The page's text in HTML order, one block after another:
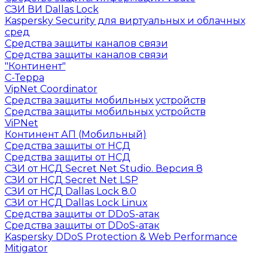
СЗИ ВИ Dallas Lock
Kaspersky Security для виртуальных и облачных
сред
Средства защиты каналов связи
Средства защиты каналов связи
"Континент"
С-Терра
VipNet Coordinator
Средства защиты мобильных устройств
Средства защиты мобильных устройств
ViPNet
Континент АП (Мобильный)
Средства защиты от НСД
Средства защиты от НСД
СЗИ от НСД Secret Net Studio. Версия 8
СЗИ от НСД Secret Net LSP
СЗИ от НСД Dallas Lock 8.0
СЗИ от НСД Dallas Lock Linux
Средства защиты от DDoS-атак
Средства защиты от DDoS-атак
Kaspersky DDoS Protection & Web Performance
Mitigator